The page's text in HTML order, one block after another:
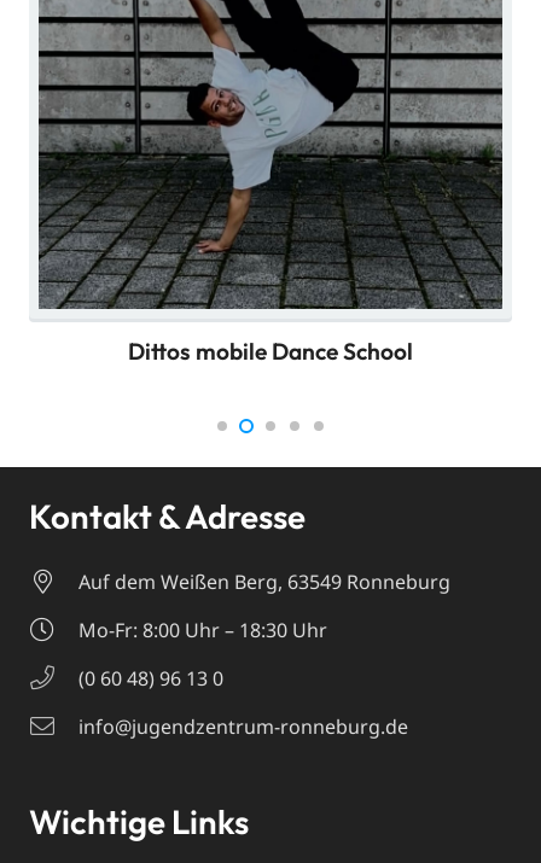
Dittos mobile Dance School
Kontakt & Adresse
Auf dem Weißen Berg, 63549 Ronneburg
Mo-Fr: 8:00 Uhr – 18:30 Uhr
(0 60 48) 96 13 0
info@jugendzentrum-ronneburg.de
Wichtige Links